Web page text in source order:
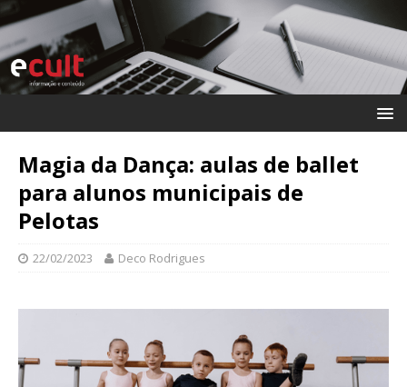
Magia da Dança: aulas de ballet
para alunos municipais de
Pelotas
22/02/2023 Deco Rodrigues